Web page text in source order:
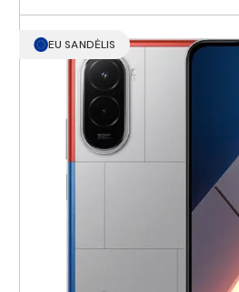
EU SANDĖLIS